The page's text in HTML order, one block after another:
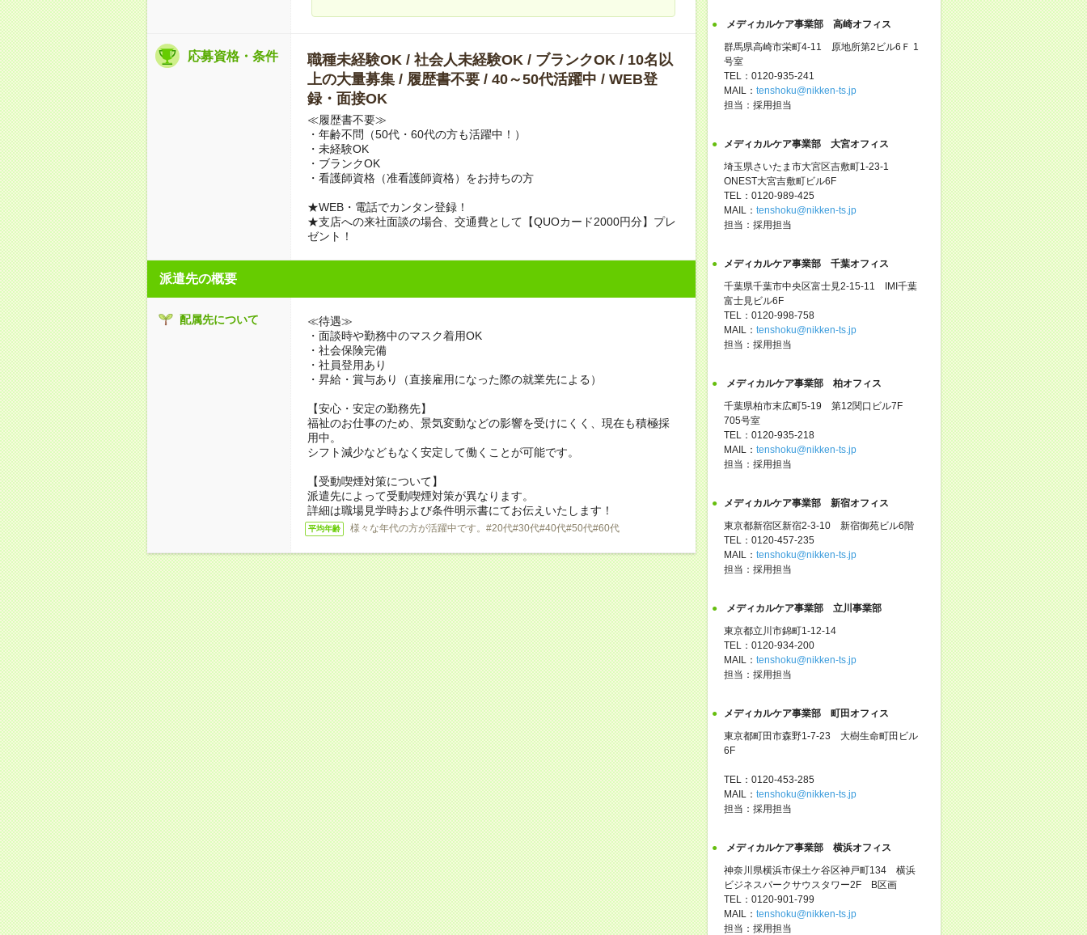
応募資格・条件
職種未経験OK / 社会人未経験OK / ブランクOK / 10名以
上の大量募集 / 履歴書不要 / 40～50代活躍中 / WEB登
録・面接OK
≪履歴書不要≫
・年齢不問（50代・60代の方も活躍中！）
・未経験OK
・ブランクOK
・看護師資格（准看護師資格）をお持ちの方
★WEB・電話でカンタン登録！
★支店への来社面談の場合、交通費として【QUOカード2000円分】プレ
ゼント！
派遣先の概要
配属先について
≪待遇≫
・面談時や勤務中のマスク着用OK
・社会保険完備
・社員登用あり
・昇給・賞与あり（直接雇用になった際の就業先による）
【安心・安定の勤務先】
福祉のお仕事のため、景気変動などの影響を受けにくく、現在も積極採
用中。
シフト減少などもなく安定して働くことが可能です。
【受動喫煙対策について】
派遣先によって受動喫煙対策が異なります。
詳細は職場見学時および条件明示書にてお伝えいたします！
平均年齢 様々な年代の方が活躍中です。#20代#30代#40代#50代#60代
メディカルケア事業部 高崎オフィス
群馬県高崎市栄町4-11 原地所第2ビル6Ｆ 1
号室
TEL：0120-935-241
MAIL： tenshoku@nikken-ts.jp
担当：採用担当
メディカルケア事業部 大宮オフィス
埼玉県さいたま市大宮区吉敷町1-23-1
ONEST大宮吉敷町ビル6F
TEL：0120-989-425
MAIL： tenshoku@nikken-ts.jp
担当：採用担当
メディカルケア事業部 千葉オフィス
千葉県千葉市中央区富士見2-15-11 IMI千葉
富士見ビル6F
TEL：0120-998-758
MAIL： tenshoku@nikken-ts.jp
担当：採用担当
メディカルケア事業部 柏オフィス
千葉県柏市末広町5-19 第12関口ビル7F
705号室
TEL：0120-935-218
MAIL： tenshoku@nikken-ts.jp
担当：採用担当
メディカルケア事業部 新宿オフィス
東京都新宿区新宿2-3-10 新宿御苑ビル6階
TEL：0120-457-235
MAIL： tenshoku@nikken-ts.jp
担当：採用担当
メディカルケア事業部 立川事業部
東京都立川市錦町1-12-14
TEL：0120-934-200
MAIL： tenshoku@nikken-ts.jp
担当：採用担当
メディカルケア事業部 町田オフィス
東京都町田市森野1-7-23 大樹生命町田ビル
6F
TEL：0120-453-285
MAIL： tenshoku@nikken-ts.jp
担当：採用担当
メディカルケア事業部 横浜オフィス
神奈川県横浜市保土ケ谷区神戸町134 横浜
ビジネスパークサウスタワー2F B区画
TEL：0120-901-799
MAIL： tenshoku@nikken-ts.jp
担当：採用担当